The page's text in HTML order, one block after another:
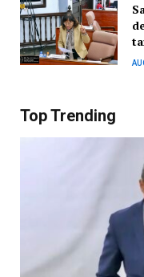
Top Trending